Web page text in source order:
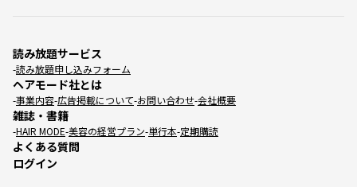
読み放題サービス
読み放題申し込みフォーム
ヘアモード社とは
事業内容 広告掲載について お問い合わせ 会社概要
雑誌・書籍
HAIR MODE 美容の経営プラン 単行本 定期購読
よくある質問
ログイン